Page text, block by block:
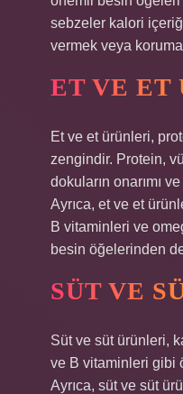
sebzeler kalori
vermek veya
ET VE ET
Et ve et ürünleri,
zengindir. Protein,
dokuların onarımı
Ayrıca, et ve et
B vitaminleri ve
besin öğelerinden
SÜT VE
Süt ve süt ürünleri,
ve B vitaminleri gibi
Ayrıca, süt ve süt